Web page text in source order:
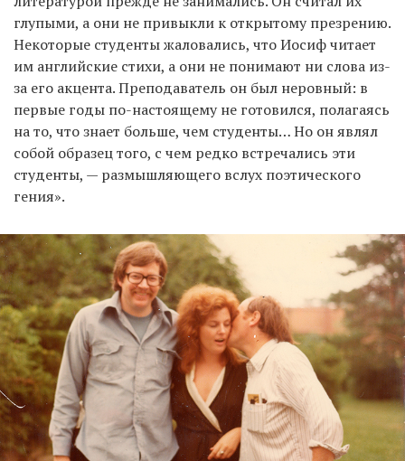
глупыми, а они не привыкли к открытому презрению.
Некоторые студенты жаловались, что Иосиф читает
им английские стихи, а они не понимают ни слова из-
за его акцента. Преподаватель он был неровный: в
первые годы по-настоящему не готовился, полагаясь
на то, что знает больше, чем студенты… Но он являл
собой образец того, с чем редко встречались эти
студенты, — размышляющего вслух поэтического
гения».